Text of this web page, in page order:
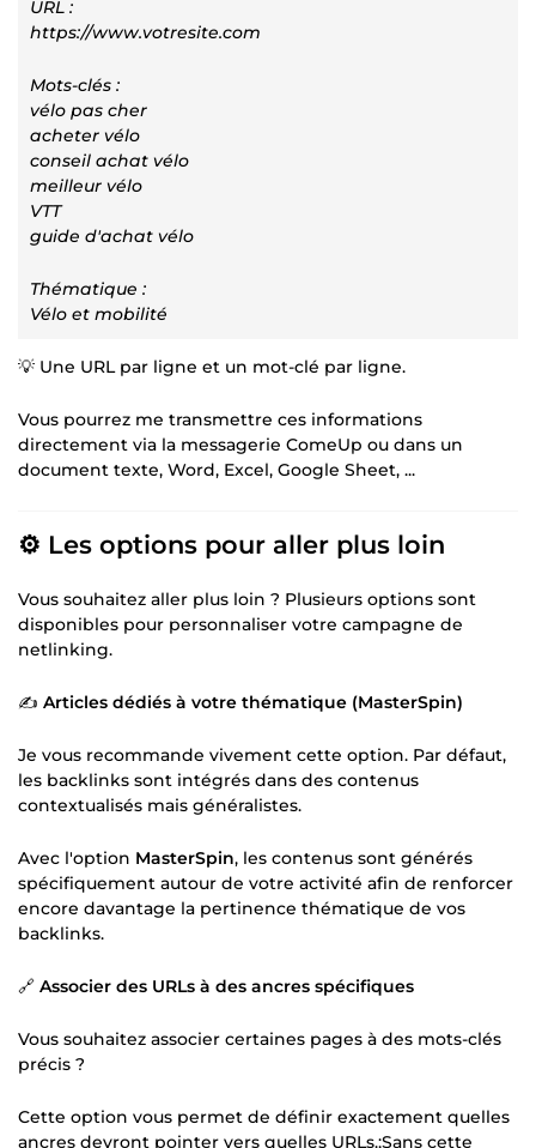
URL :
https://www.votresite.com
Mots-clés :
vélo pas cher
acheter vélo
conseil achat vélo
meilleur vélo
VTT
guide d'achat vélo
Thématique :
Vélo et mobilité
💡 Une URL par ligne et un mot-clé par ligne.
Vous pourrez me transmettre ces informations
directement via la messagerie ComeUp ou dans un
document texte, Word, Excel, Google Sheet, ...
⚙️ Les options pour aller plus loin
Vous souhaitez aller plus loin ? Plusieurs options sont
disponibles pour personnaliser votre campagne de
netlinking.
✍️ Articles dédiés à votre thématique (MasterSpin)
Je vous recommande vivement cette option. Par défaut,
les backlinks sont intégrés dans des contenus
contextualisés mais généralistes.
Avec l'option MasterSpin, les contenus sont générés
spécifiquement autour de votre activité afin de renforcer
encore davantage la pertinence thématique de vos
backlinks.
🔗 Associer des URLs à des ancres spécifiques
Vous souhaitez associer certaines pages à des mots-clés
précis ?
Cette option vous permet de définir exactement quelles
ancres devront pointer vers quelles URLs.;Sans cette